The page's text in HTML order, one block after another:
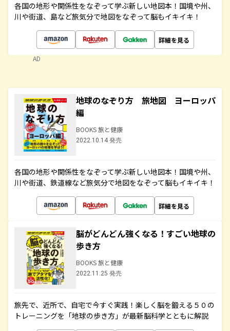
各国の地形や関係性をなぞって学ぶ新しい地図本！国境や州、
川や街道、島など旅気分で地図をなぞって脳もイキイキ！
詳細を見る
AD
地球のなぞり方 旅地図 ヨーロッパ
編
BOOKS 旅と健康
2022.10.14 発売
各国の地形や関係性をなぞって学ぶ新しい地図本！国境や州、
川や街道、鉄道線など旅気分で地図をなぞって脳もイキイキ！
詳細を見る
脳がどんどん強くなる！すごい地球の
歩き方
BOOKS 旅と健康
2022.11.25 発売
旅先で、近所で、自宅で今すぐ実践！楽しく脳を鍛える５０の
トレーニングを「地球の歩き方」が最新脳科学とともに解説